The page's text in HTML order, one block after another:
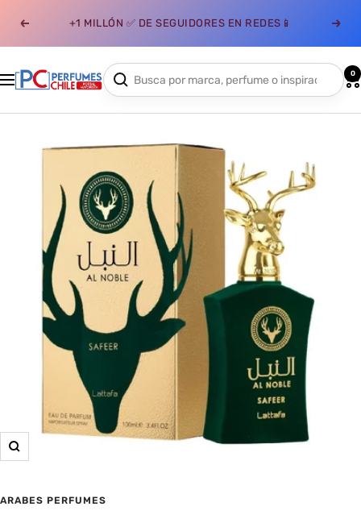
contenido
Anterior
+1 MILLÓN ✅ DE SEGUIDORES EN REDES📱
Navigación
Perfumes
0
Zoom
ARABES PERFUMES